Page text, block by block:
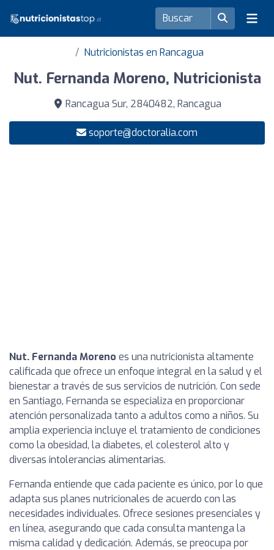
Nutricionistas en Rancagua
Nut. Fernanda Moreno, Nutricionista
Rancagua Sur, 2840482, Rancagua
soporte@doctoralia.com
Nut. Fernanda Moreno es una nutricionista altamente
calificada que ofrece un enfoque integral en la salud y el
bienestar a través de sus servicios de nutrición. Con sede
en Santiago, Fernanda se especializa en proporcionar
atención personalizada tanto a adultos como a niños. Su
amplia experiencia incluye el tratamiento de condiciones
como la obesidad, la diabetes, el colesterol alto y
diversas intolerancias alimentarias.
Fernanda entiende que cada paciente es único, por lo que
adapta sus planes nutricionales de acuerdo con las
necesidades individuales. Ofrece sesiones presenciales y
en línea, asegurando que cada consulta mantenga la
misma calidad y dedicación. Además, se preocupa por